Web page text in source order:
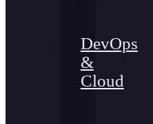
DevOps
&
Cloud